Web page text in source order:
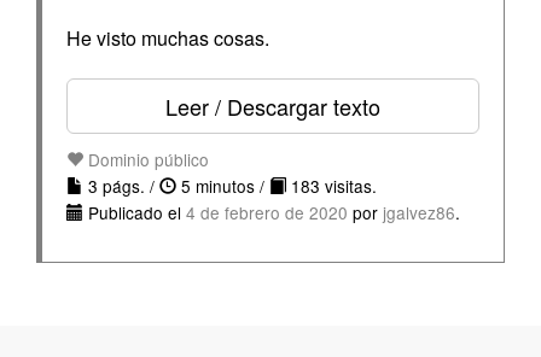
He visto muchas cosas.
Leer / Descargar texto
Dominio público
3 págs. /
5 minutos /
183 visitas.
Publicado el 4 de febrero de 2020 por jgalvez86.